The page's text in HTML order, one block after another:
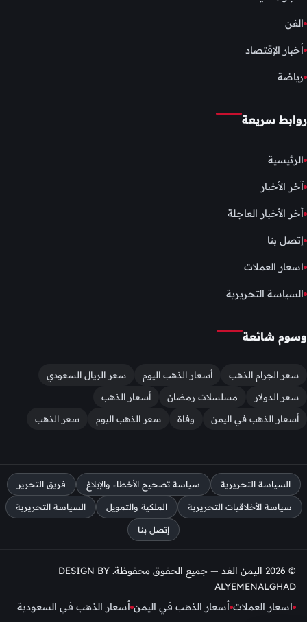
الفن
أخبار الإقتصاد
رياضة
روابط سريعة
الرئيسية
آخر الأخبار
أخر الأخبار العاجلة
إتصل بنا
اسعار العملات
السياسة التحريرية
وسوم شائعة
سعر الجرام الذهب أسعار الذهب اليوم
سعر الريال السعودي
سعر الدولار
مسلسلات رمضان
أسعار الذهب
أسعار الذهب في اليمن
وفاة سعر الذهب اليوم سعر الذهب
السياسة التحريرية سياسة تصحيح الأخطاء والإبلاغ فريق التحرير
سياسة الأخلاقيات التحريرية الملكية والتمويل السياسة التحريرية
إتصل بنا
© 2026 اليمن الغد — جميع الحقوق محفوظة. DESIGN BY
ALYEMENALGHAD
اسعار العملات أسعار الذهب في اليمن أسعار الذهب في السعودية